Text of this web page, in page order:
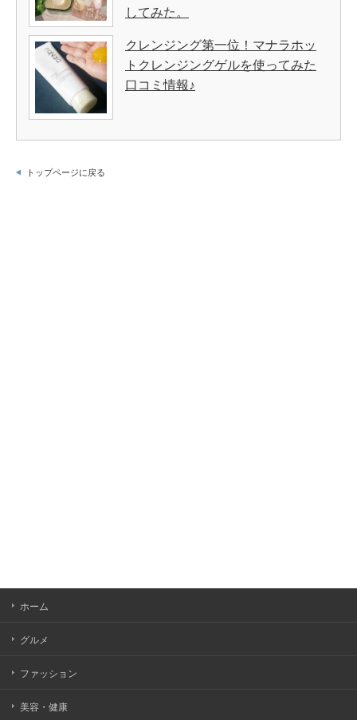
してみた。
クレンジング第一位！マナラホッ
トクレンジングゲルを使ってみた
口コミ情報♪
トップページに戻る
ホーム
グルメ
ファッション
美容・健康